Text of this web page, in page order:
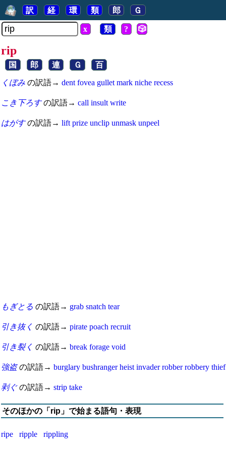
訳 経 環 類 郎 Ｇ
x 類 ? 🎲
rip
国 郎 連 Ｇ 百
くぼみ の訳語→ dent fovea gullet mark niche recess
こき下ろすの訳語→ call insult write
はがすの訳語→ lift prize unclip unmask unpeel
もぎとる の訳語→ grab snatch tear
引き抜く の訳語→ pirate poach recruit
引き裂く の訳語→ break forage void
強盗の訳語→ burglary bushranger heist invader robber robbery thief
剥ぐの訳語→ strip take
そのほかの「rip」で始まる語句・表現
ripe ripple rippling